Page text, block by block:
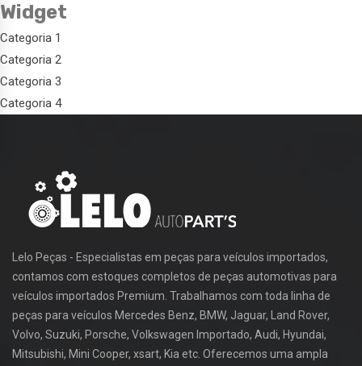
Widget
Categoria 1
Categoria 2
Categoria 3
Categoria 4
Lelo Peças - Especialistas em peças para veículos importados,
contamos com estoques completos de peças automotivas para
veículos importados Premium. Trabalhamos com toda linha de
peças para veículos Mercedes Benz, BMW, Jaguar, Land Rover,
Volvo, Suzuki, Porsche, Volkswagen Importado, Audi, Hyundai,
Mitsubishi, Mini Cooper, xsart, Kia etc. Oferecemos uma ampla